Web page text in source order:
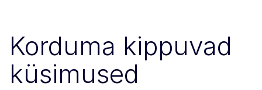
Korduma kippuvad
küsimused